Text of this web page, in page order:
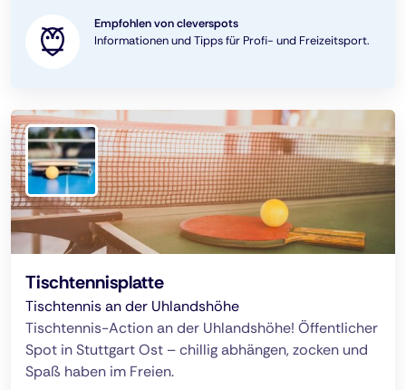
Empfohlen von cleverspots
Informationen und Tipps für Profi- und Freizeitsport.
Tischtennisplatte
Tischtennis an der Uhlandshöhe
Tischtennis-Action an der Uhlandshöhe! Öffentlicher
Spot in Stuttgart Ost – chillig abhängen, zocken und
Spaß haben im Freien.